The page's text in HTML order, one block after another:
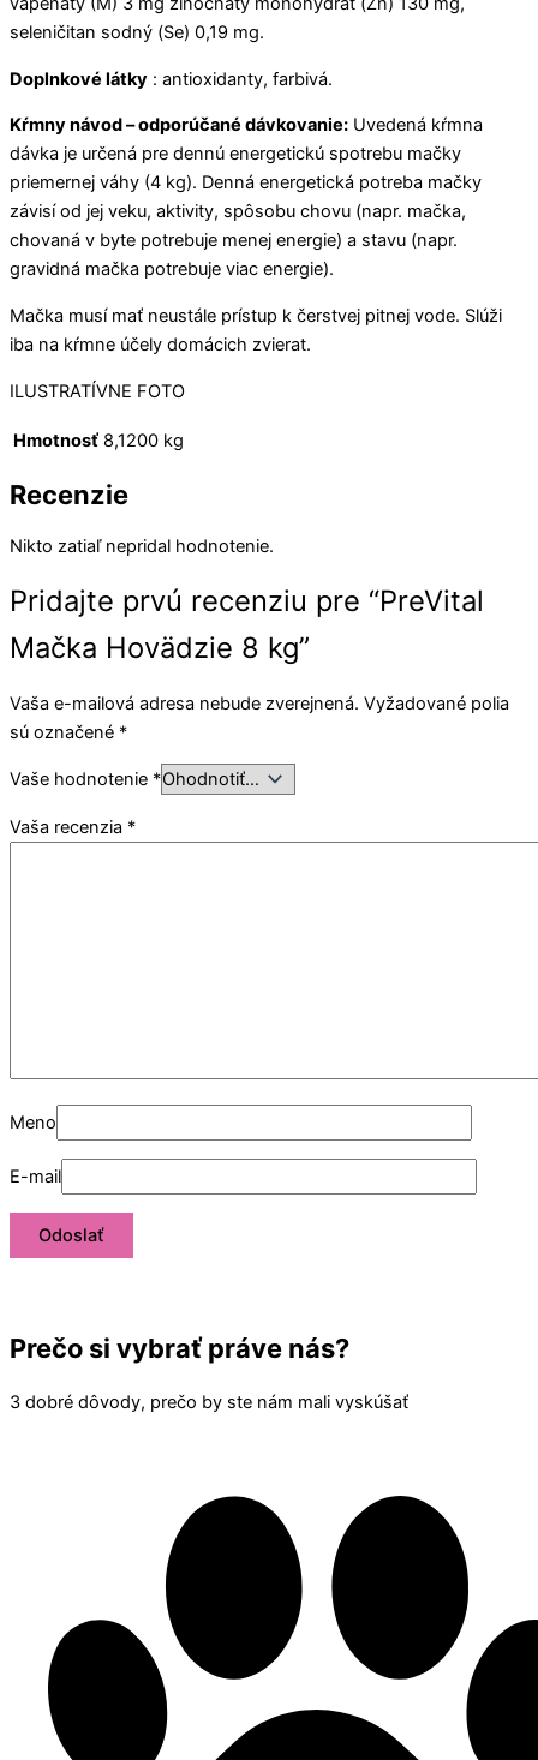
seleničitan sodný (Se) 0,19 mg.
Doplnkové látky : antioxidanty, farbivá.
Kŕmny návod – odporúčané dávkovanie: Uvedená kŕmna
dávka je určená pre dennú energetickú spotrebu mačky
priemernej váhy (4 kg). Denná energetická potreba mačky
závisí od jej veku, aktivity, spôsobu chovu (napr. mačka,
chovaná v byte potrebuje menej energie) a stavu (napr.
gravidná mačka potrebuje viac energie).
Mačka musí mať neustále prístup k čerstvej pitnej vode. Slúži
iba na kŕmne účely domácich zvierat.
ILUSTRATÍVNE FOTO
Hmotnosť 8,1200 kg
Recenzie
Nikto zatiaľ nepridal hodnotenie.
Pridajte prvú recenziu pre “PreVital
Mačka Hovädzie 8 kg”
Vaša e-mailová adresa nebude zverejnená. Vyžadované polia
sú označené *
Vaše hodnotenie *
Vaša recenzia *
Meno
E-mail
Prečo si vybrať práve nás?
3 dobré dôvody, prečo by ste nám mali vyskúšať